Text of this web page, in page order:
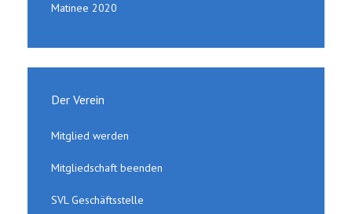
Matinee 2020
Der Verein
Mitglied werden
Mitgliedschaft beenden
SVL Geschäftsstelle